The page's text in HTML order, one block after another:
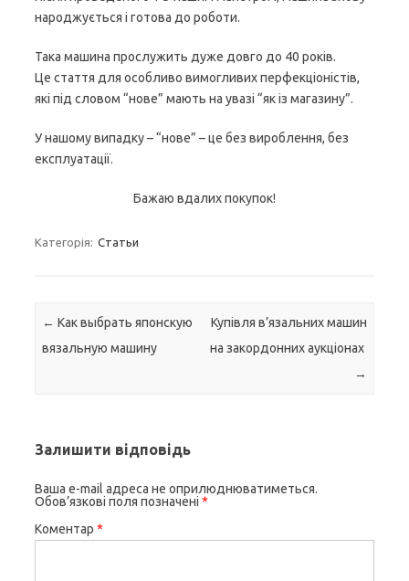
народжується і готова до роботи.
Така машина прослужить дуже довго до 40 років.
Це стаття для особливо вимогливих перфекціоністів,
які під словом “нове” мають на увазі “як із магазину”.
У нашому випадку – “нове” – це без вироблення, без
експлуатації.
Бажаю вдалих покупок!
Категорія: Статьи
Навігація по запису
← Как выбрать японскую
вязальную машину
Купівля в’язальних машин
на закордонних аукціонах
→
Залишити відповідь
Ваша e-mail адреса не оприлюднюватиметься.
Обов’язкові поля позначені *
Коментар *